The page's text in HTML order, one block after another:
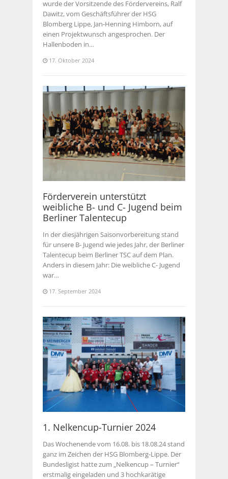
wurde der Vorsitzende des Fördervereins, Ralf
Dawitz, vom Geschäftsführer der HSG
Blomberg Lippe, Jan-Henning Himborn, auf
einen Projektwunsch angesprochen. Der
Hallenboden in…
17. Oktober 2024
Förderverein unterstützt
weibliche B- und C- Jugend beim
Berliner Talentecup
In der diesjährigen Saisonvorbereitung stand
für unsere B- Jugend wie jedes Jahr, der Berliner
Talentecup beim Berliner TSC auf dem Plan.
Anders in diesem Jahr: Die weibliche C- Jugend
war…
17. September 2024
1. Nelkencup-Turnier 2024
Das Wochenende vom 16.08. bis 18.08.24 stand
ganz im Zeichen der HSG Blomberg-Lippe. Der
Bundesligist hatte zum „Nelkencup – Turnier“
erstmalig eingeladen und 3 hochkarätige